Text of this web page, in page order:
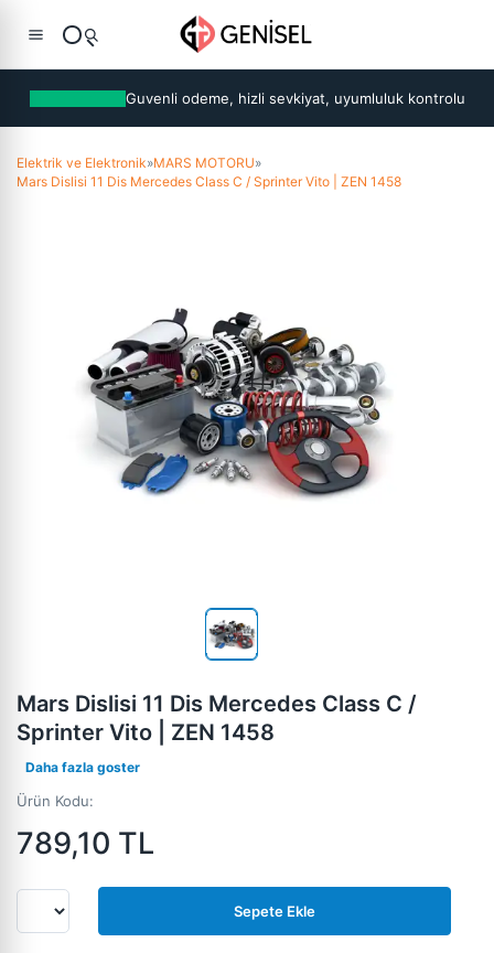
Guvenli odeme, hizli sevkiyat, uyumluluk kontrolu
Elektrik ve Elektronik»MARS MOTORU»
Mars Dislisi 11 Dis Mercedes Class C / Sprinter Vito | ZEN 1458
Mars Dislisi 11 Dis Mercedes Class C /
Sprinter Vito | ZEN 1458
Daha fazla goster
Ürün Kodu:
789,10 TL
Sepete Ekle